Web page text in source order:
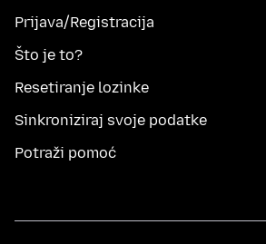
Prijava/Registracija
Što je to?
Resetiranje lozinke
Sinkroniziraj svoje podatke
Potraži pomoć